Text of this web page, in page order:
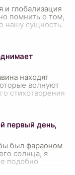
и глобализация
помнить о том,
нашу сущность.
находят
волнуют
стихотворения
первый день,
был фараоном
солнца, я
подобно